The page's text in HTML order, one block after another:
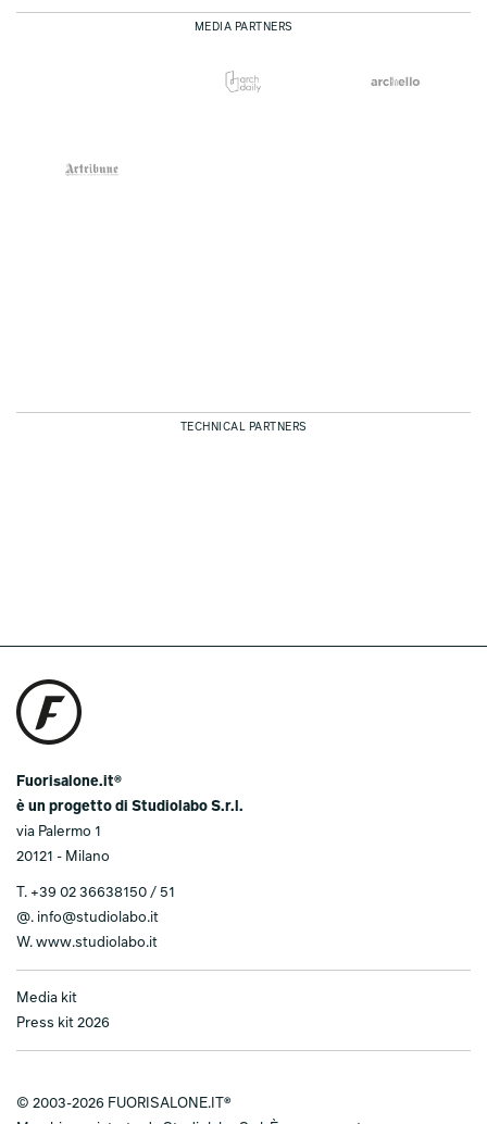
MEDIA PARTNERS
TECHNICAL PARTNERS
Fuorisalone.it®
è un progetto di Studiolabo S.r.l.
via Palermo 1
20121 - Milano
T. +39 02 36638150 / 51
@. info@studiolabo.it
W. www.studiolabo.it
Media kit
Press kit 2026
© 2003-2026 FUORISALONE.IT®